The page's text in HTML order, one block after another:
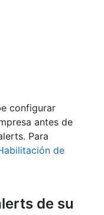
configurar
antes de
Para
de
de su